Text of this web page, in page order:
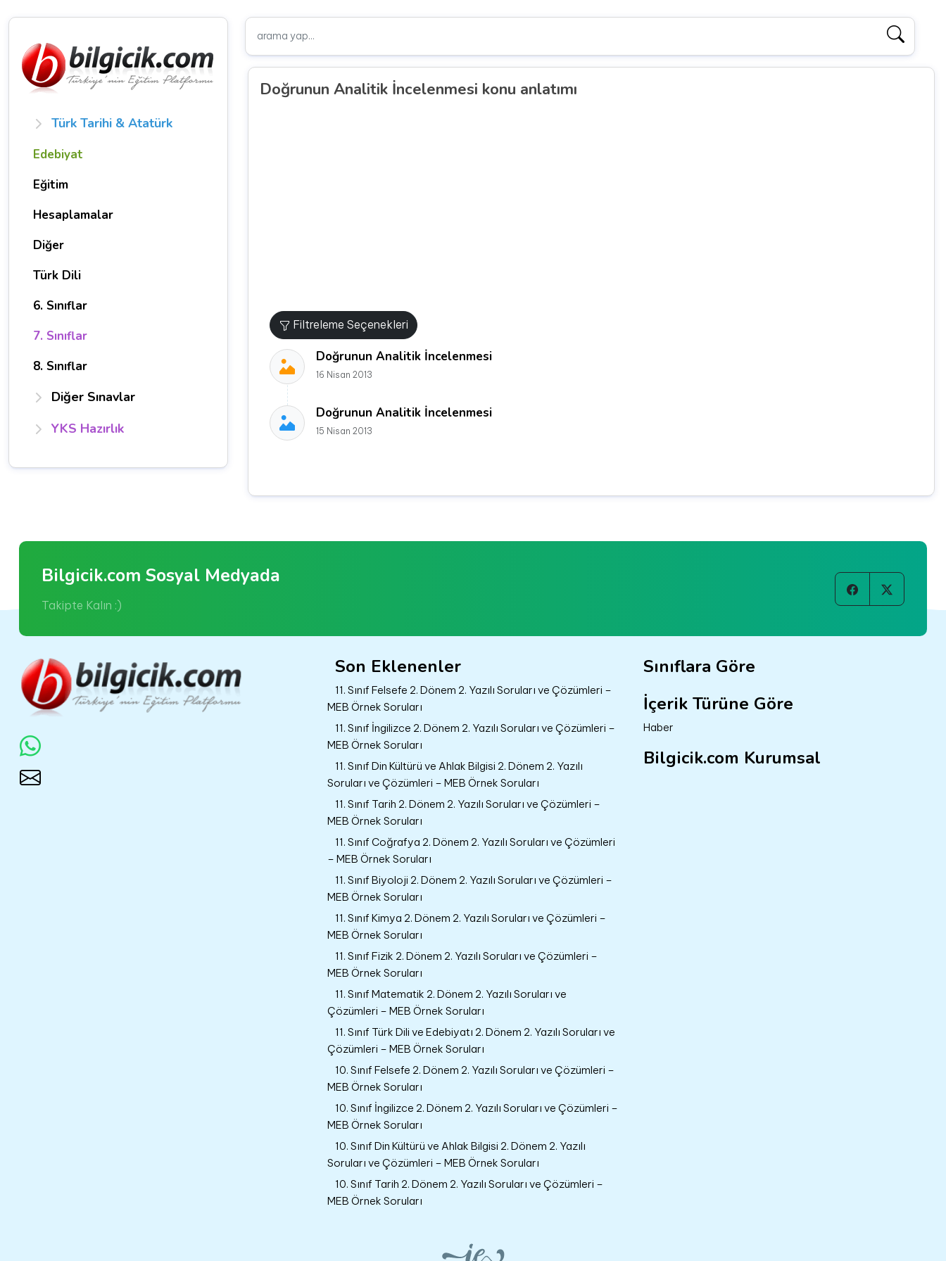
Türk Tarihi & Atatürk
Edebiyat
Eğitim
Hesaplamalar
Diğer
Türk Dili
6. Sınıflar
7. Sınıflar
8. Sınıflar
Diğer Sınavlar
YKS Hazırlık
Doğrunun Analitik İncelenmesi konu anlatımı
Filtreleme Seçenekleri
Doğrunun Analitik İncelenmesi
16 Nisan 2013
Doğrunun Analitik İncelenmesi
15 Nisan 2013
Bilgicik.com Sosyal Medyada
Takipte Kalın :)
Son Eklenenler
11. Sınıf Felsefe 2. Dönem 2. Yazılı Soruları ve Çözümleri –
MEB Örnek Soruları
11. Sınıf İngilizce 2. Dönem 2. Yazılı Soruları ve Çözümleri –
MEB Örnek Soruları
11. Sınıf Din Kültürü ve Ahlak Bilgisi 2. Dönem 2. Yazılı
Soruları ve Çözümleri – MEB Örnek Soruları
11. Sınıf Tarih 2. Dönem 2. Yazılı Soruları ve Çözümleri –
MEB Örnek Soruları
11. Sınıf Coğrafya 2. Dönem 2. Yazılı Soruları ve Çözümleri
– MEB Örnek Soruları
11. Sınıf Biyoloji 2. Dönem 2. Yazılı Soruları ve Çözümleri –
MEB Örnek Soruları
11. Sınıf Kimya 2. Dönem 2. Yazılı Soruları ve Çözümleri –
MEB Örnek Soruları
11. Sınıf Fizik 2. Dönem 2. Yazılı Soruları ve Çözümleri –
MEB Örnek Soruları
11. Sınıf Matematik 2. Dönem 2. Yazılı Soruları ve
Çözümleri – MEB Örnek Soruları
11. Sınıf Türk Dili ve Edebiyatı 2. Dönem 2. Yazılı Soruları ve
Çözümleri – MEB Örnek Soruları
10. Sınıf Felsefe 2. Dönem 2. Yazılı Soruları ve Çözümleri –
MEB Örnek Soruları
10. Sınıf İngilizce 2. Dönem 2. Yazılı Soruları ve Çözümleri –
MEB Örnek Soruları
10. Sınıf Din Kültürü ve Ahlak Bilgisi 2. Dönem 2. Yazılı
Soruları ve Çözümleri – MEB Örnek Soruları
10. Sınıf Tarih 2. Dönem 2. Yazılı Soruları ve Çözümleri –
MEB Örnek Soruları
Sınıflara Göre
İçerik Türüne Göre
Haber
Bilgicik.com Kurumsal